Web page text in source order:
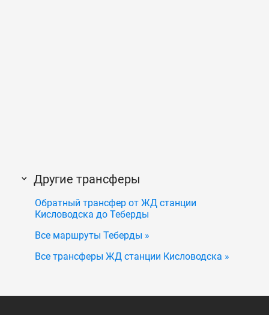
Другие трансферы
Обратный трансфер от ЖД станции
Кисловодска до Теберды
Все маршруты Теберды »
Все трансферы ЖД станции Кисловодска »